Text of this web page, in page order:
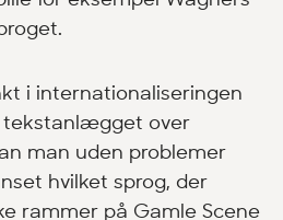
i internationaliseringen
tekstanlægget over
man uden problemer
hvilket sprog, der
rammer på Gamle Scene